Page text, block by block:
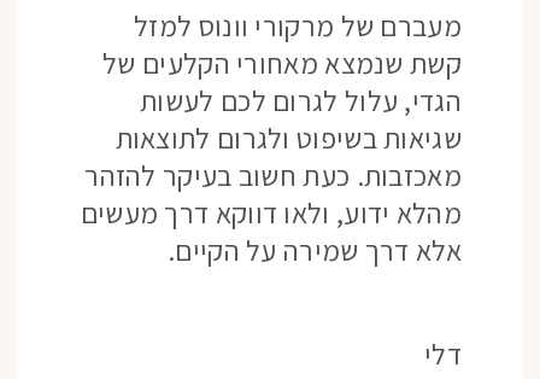
מעברם של מרקורי וונוס למזל
קשת שנמצא מאחורי הקלעים של
הגדי, עלול לגרום לכם לעשות
שגיאות בשיפוט ולגרום לתוצאות
מאכזבות. כעת חשוב בעיקר להזהר
מהלא ידוע, ולאו דווקא דרך מעשים
אלא דרך שמירה על הקיים.
דלי